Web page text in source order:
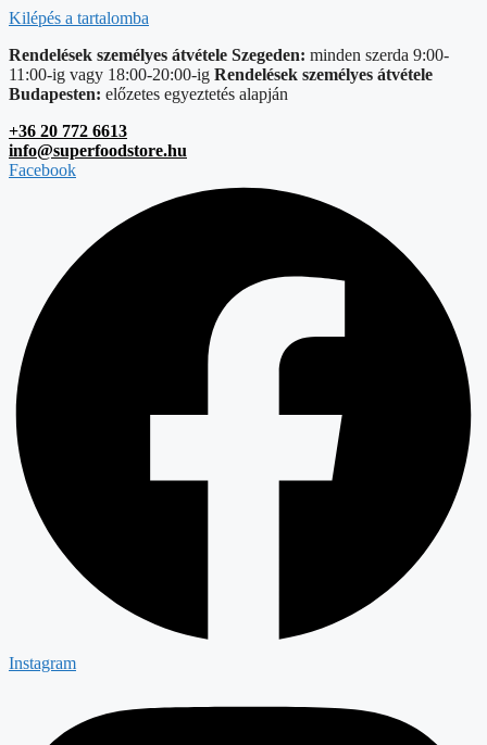
Kilépés a tartalomba
Rendelések személyes átvétele Szegeden: minden szerda 9:00-
11:00-ig vagy 18:00-20:00-ig Rendelések személyes átvétele
Budapesten: előzetes egyeztetés alapján
+36 20 772 6613
info@superfoodstore.hu
Facebook
Instagram